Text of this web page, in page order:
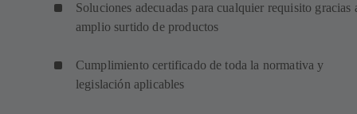
Soluciones adecuadas para cualquier requisito gracias
amplio surtido de productos
Cumplimiento certificado de toda la normativa y
legislación aplicables